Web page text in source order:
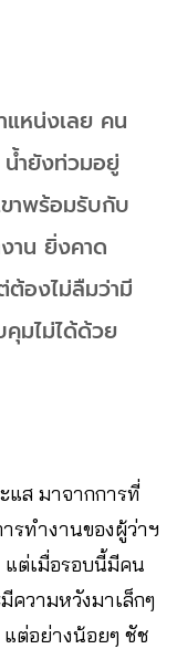
แหน่งเลย คน
ำยังท่วมอยู่
าพร้อมรับกับ
าน ยิ่งคาด
องไม่ลืมว่ามี
มไม่ได้ด้วย
แส มาจากการที่
รทำงานของผู้ว่าฯ
ต่เมื่อรอบนี้มีคน
ความหวังมาเล็กๆ
แต่อย่างน้อยๆ ชัช